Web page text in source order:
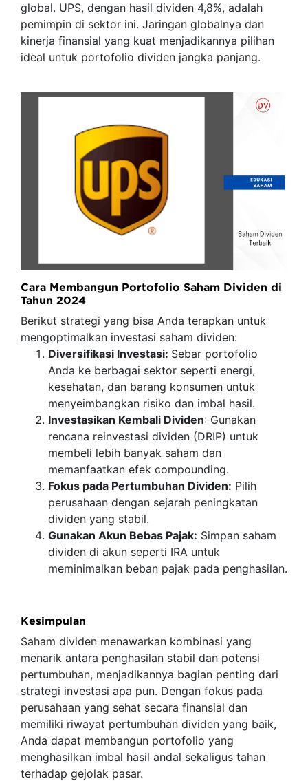
global. UPS, dengan hasil dividen 4,8%, adalah
pemimpin di sektor ini. Jaringan globalnya dan
kinerja finansial yang kuat menjadikannya pilihan
ideal untuk portofolio dividen jangka panjang.
Cara Membangun Portofolio Saham Dividen di
Tahun 2024
Berikut strategi yang bisa Anda terapkan untuk
mengoptimalkan investasi saham dividen:
Diversifikasi Investasi: Sebar portofolio
Anda ke berbagai sektor seperti energi,
kesehatan, dan barang konsumen untuk
menyeimbangkan risiko dan imbal hasil.
Investasikan Kembali Dividen: Gunakan
rencana reinvestasi dividen (DRIP) untuk
membeli lebih banyak saham dan
memanfaatkan efek compounding.
Fokus pada Pertumbuhan Dividen: Pilih
perusahaan dengan sejarah peningkatan
dividen yang stabil.
Gunakan Akun Bebas Pajak: Simpan saham
dividen di akun seperti IRA untuk
meminimalkan beban pajak pada penghasilan.
Kesimpulan
Saham dividen menawarkan kombinasi yang
menarik antara penghasilan stabil dan potensi
pertumbuhan, menjadikannya bagian penting dari
strategi investasi apa pun. Dengan fokus pada
perusahaan yang sehat secara finansial dan
memiliki riwayat pertumbuhan dividen yang baik,
Anda dapat membangun portofolio yang
menghasilkan imbal hasil andal sekaligus tahan
terhadap gejolak pasar.